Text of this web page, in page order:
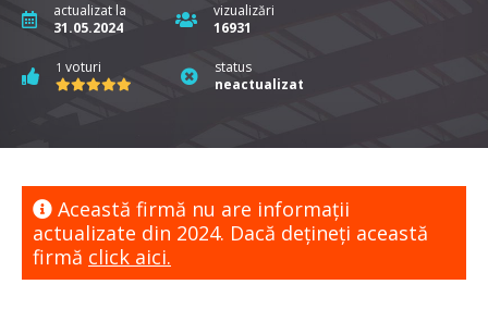
actualizat la
31.05.2024
vizualizări
16931
1 voturi
status
neactualizat
Această firmă nu are informaţii
actualizate din 2024. Dacă dețineți această
firmă click aici.